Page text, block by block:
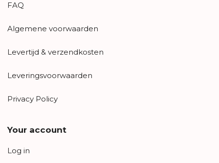
FAQ
Algemene voorwaarden
Levertijd & verzendkosten
Leveringsvoorwaarden
Privacy Policy
Your account
Log in